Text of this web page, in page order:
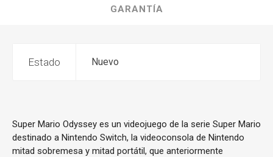
GARANTÍA
Estado Nuevo
Super Mario Odyssey es un videojuego de la serie Super Mario
destinado a Nintendo Switch, la videoconsola de Nintendo
mitad sobremesa y mitad portátil, que anteriormente